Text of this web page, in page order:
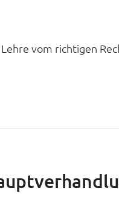
vom richtigen